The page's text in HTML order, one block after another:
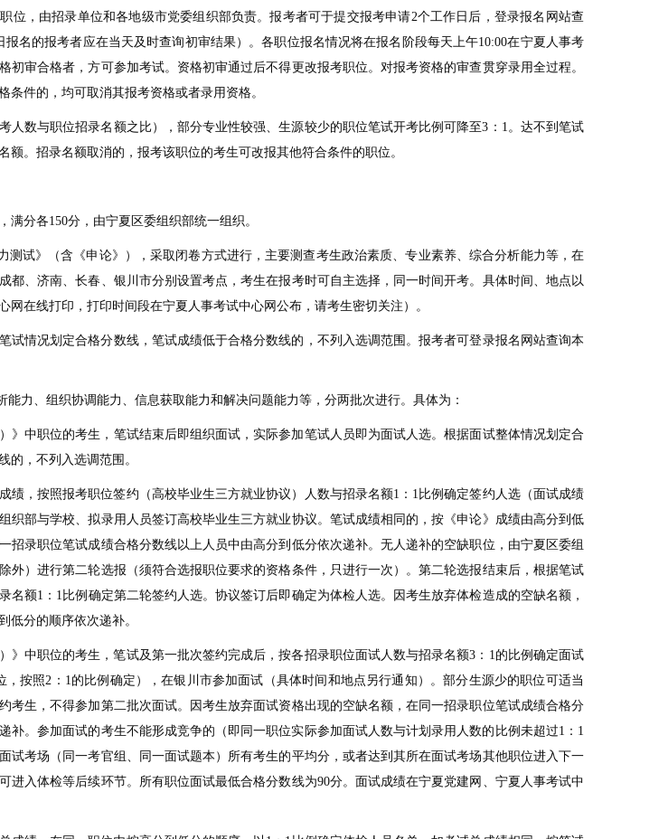
位，由招录单位和各地级市党委组织部负责。报考者可于提交报考申请2个工作日后，登录报名网站查
名的报考者应在当天及时查询初审结果）。各职位报名情况将在报名阶段每天上午10:00在宁夏人事考
初审合格者，方可参加考试。资格初审通过后不得更改报考职位。对报考资格的审查贯穿录用全过程。
条件的，均可取消其报考资格或者录用资格。
人数与职位招录名额之比），部分专业性较强、生源较少的职位笔试开考比例可降至3：1。达不到笔试
额。招录名额取消的，报考该职位的考生可改报其他符合条件的职位。
满分各150分，由宁夏区委组织部统一组织。
测试》（含《申论》），采取闭卷方式进行，主要测查考生政治素质、专业素养、综合分析能力等，在
都、济南、长春、银川市分别设置考点，考生在报考时可自主选择，同一时间开考。具体时间、地点以
网在线打印，打印时间段在宁夏人事考试中心网公布，请考生密切关注）。
试情况划定合格分数线，笔试成绩低于合格分数线的，不列入选调范围。报考者可登录报名网站查询本
能力、组织协调能力、信息获取能力和解决问题能力等，分两批次进行。具体为：
》中职位的考生，笔试结束后即组织面试，实际参加笔试人员即为面试人选。根据面试整体情况划定合
的，不列入选调范围。
绩，按照报考职位签约（高校毕业生三方就业协议）人数与招录名额1：1比例确定签约人选（面试成绩
织部与学校、拟录用人员签订高校毕业生三方就业协议。笔试成绩相同的，按《申论》成绩由高分到低
招录职位笔试成绩合格分数线以上人员中由高分到低分依次递补。无人递补的空缺职位，由宁夏区委组
外）进行第二轮选报（须符合选报职位要求的资格条件，只进行一次）。第二轮选报结束后，根据笔试
名额1：1比例确定第二轮签约人选。协议签订后即确定为体检人选。因考生放弃体检造成的空缺名额，
低分的顺序依次递补。
》中职位的考生，笔试及第一批次签约完成后，按各招录职位面试人数与招录名额3：1的比例确定面试
，按照2：1的比例确定），在银川市参加面试（具体时间和地点另行通知）。部分生源少的职位可适当
考生，不得参加第二批次面试。因考生放弃面试资格出现的空缺名额，在同一招录职位笔试成绩合格分
补。参加面试的考生不能形成竞争的（即同一职位实际参加面试人数与计划录用人数的比例未超过1：1
试考场（同一考官组、同一面试题本）所有考生的平均分，或者达到其所在面试考场其他职位进入下一
进入体检等后续环节。所有职位面试最低合格分数线为90分。面试成绩在宁夏党建网、宁夏人事考试中